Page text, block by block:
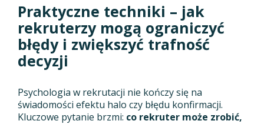
Praktyczne techniki – jak
rekruterzy mogą ograniczyć
błędy i zwiększyć trafność
decyzji
Psychologia w rekrutacji nie kończy się na
świadomości efektu halo czy błędu konfirmacji.
Kluczowe pytanie brzmi: co rekruter może zrobić,